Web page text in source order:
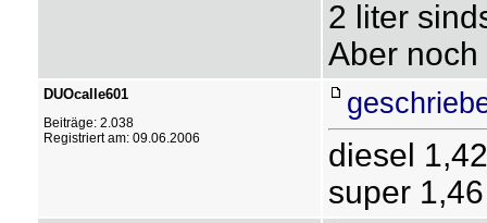
2 liter
Aber
DUOcalle601
Beiträge: 2.038
Registriert am: 09.06.2006
diesel 1,42
super 1,46